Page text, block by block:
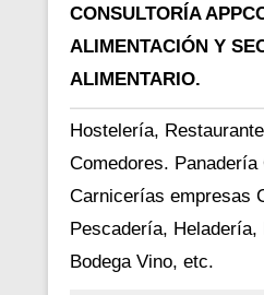
CONSULTORÍA
ALIMENTACIÓN Y
ALIMENTARIO.
Hostelería,
Comedores. Panadería
Carnicerías empresas
Pescadería, Heladería,
Bodega Vino, etc.